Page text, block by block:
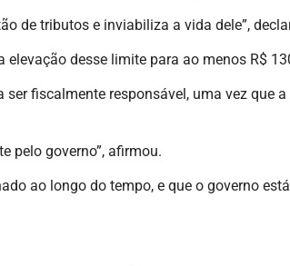
de tributos e inviabiliza a vida dele”,
desse limite para ao menos R$
fiscalmente responsável, uma vez
pelo governo”, afirmou.
ao longo do tempo, e que o governo